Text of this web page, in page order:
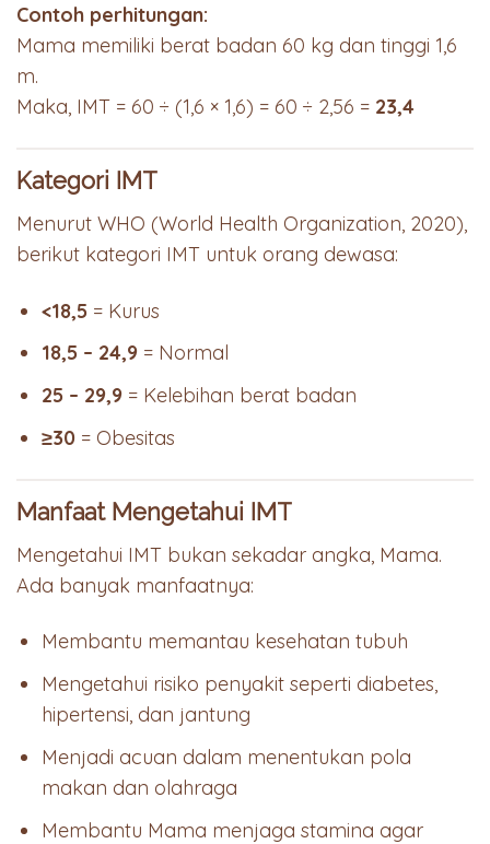
Contoh perhitungan:
Mama memiliki berat badan 60 kg dan tinggi 1,6
m.
Maka, IMT = 60 ÷ (1,6 × 1,6) = 60 ÷ 2,56 = 23,4
Kategori IMT
Menurut WHO (World Health Organization, 2020),
berikut kategori IMT untuk orang dewasa:
<18,5 = Kurus
18,5 – 24,9 = Normal
25 – 29,9 = Kelebihan berat badan
≥30 = Obesitas
Manfaat Mengetahui IMT
Mengetahui IMT bukan sekadar angka, Mama.
Ada banyak manfaatnya:
Membantu memantau kesehatan tubuh
Mengetahui risiko penyakit seperti diabetes,
hipertensi, dan jantung
Menjadi acuan dalam menentukan pola
makan dan olahraga
Membantu Mama menjaga stamina agar